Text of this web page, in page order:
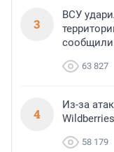
3
ВСУ
63 827
4
Из-за
Wildberries
58 179